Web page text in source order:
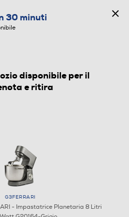
30 minuti
disponibile per il
e ritira
G3FERRARI
- Impastatrice Planetaria 8 Litri